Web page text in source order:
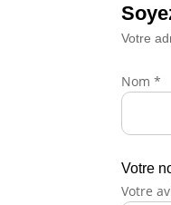
Votre
Votre
Votre
Nom*